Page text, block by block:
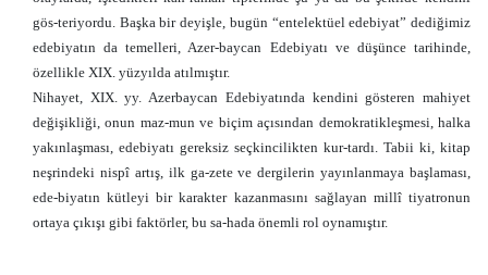
gös-teriyordu. Başka bir deyişle, bugün “entelektüel edebiyat” dediğimiz
edebiyatın da temelleri, Azer-baycan Edebiyatı ve düşünce tarihinde,
özellikle XIX. yüzyılda atılmıştır.
Nihayet, XIX. yy. Azerbaycan Edebiyatında kendini gösteren mahiyet
değişikliği, onun maz-mun ve biçim açısından demokratikleşmesi, halka
yakınlaşması, edebiyatı gereksiz seçkincilikten kur-tardı. Tabii ki, kitap
neşrindeki nispî artış, ilk ga-zete ve dergilerin yayınlanmaya başlaması,
ede-biyatın kütleyi bir karakter kazanmasını sağlayan millî tiyatronun
ortaya çıkışı gibi faktörler, bu sa-hada önemli rol oynamıştır.